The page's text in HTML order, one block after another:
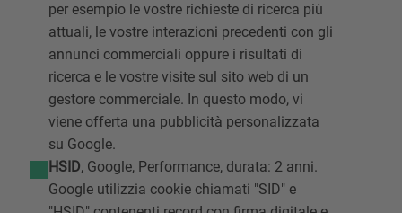
per esempio le vostre richieste di ricerca più
attuali, le vostre interazioni precedenti con gli
annunci commerciali oppure i risultati di
ricerca e le vostre visite sul sito web di un
gestore commerciale. In questo modo, vi
viene offerta una pubblicità personalizzata
su Google.
HSID, Google, Performance, durata: 2 anni.
Google utilizzia cookie chiamati "SID" e